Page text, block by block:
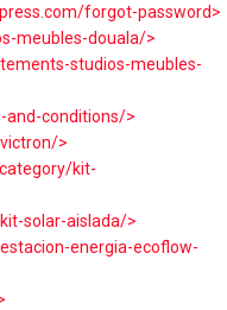
forgot-password>
meubles-douala/>
studios-meubles-
and-conditions/>
>
kit-
solar-aislada/>
energia-ecoflow-